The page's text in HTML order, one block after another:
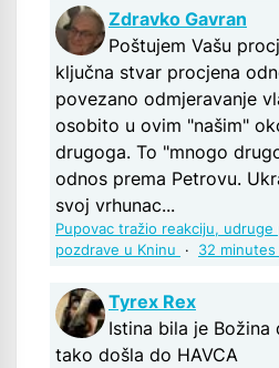
Zdravko Gavran
Poštujem Vašu
ključna stvar procjena
povezano odmjeravanje
osobito u ovim "našim"
drugoga. To "mnogo
odnos prema Petrovu.
svoj vrhunac...
Pupovac tražio reakciju, udruge
pozdrave u Kninu
· 32 minutes
Tyrex Rex
Istina bila je Božina
tako došla do HAVCA